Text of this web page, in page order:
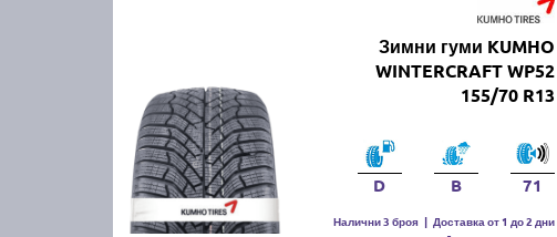
Зимни гуми KUMHO
WINTERCRAFT WP52
155/70 R13
D B 71
Налични 3 броя | Доставка от 1 до 2 дни